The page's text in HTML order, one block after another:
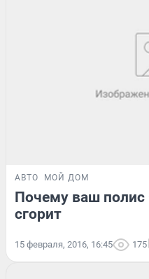
АВТО МОЙ ДОМ
Почему ваш
сгорит
15 февраля, 2016, 16:45 175